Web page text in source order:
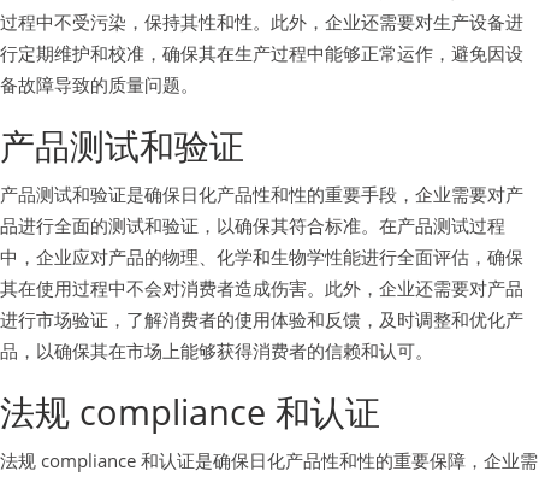
过程中不受污染，保持其性和性。此外，企业还需要对生产设备进
行定期维护和校准，确保其在生产过程中能够正常运作，避免因设
备故障导致的质量问题。
产品测试和验证
产品测试和验证是确保日化产品性和性的重要手段，企业需要对产
品进行全面的测试和验证，以确保其符合标准。在产品测试过程
中，企业应对产品的物理、化学和生物学性能进行全面评估，确保
其在使用过程中不会对消费者造成伤害。此外，企业还需要对产品
进行市场验证，了解消费者的使用体验和反馈，及时调整和优化产
品，以确保其在市场上能够获得消费者的信赖和认可。
法规 compliance 和认证
法规 compliance 和认证是确保日化产品性和性的重要保障，企业需